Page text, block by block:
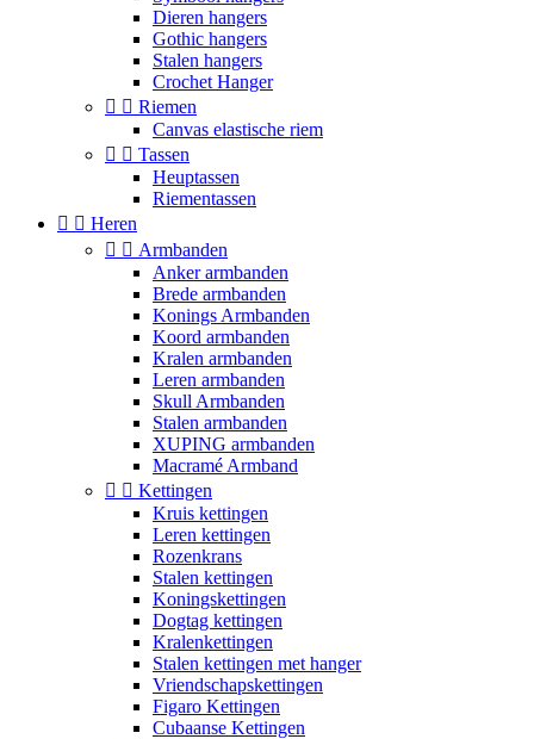
Dieren hangers
Gothic hangers
Stalen hangers
Crochet Hanger
  Riemen
Canvas elastische riem
  Tassen
Heuptassen
Riementassen
  Heren
  Armbanden
Anker armbanden
Brede armbanden
Konings Armbanden
Koord armbanden
Kralen armbanden
Leren armbanden
Skull Armbanden
Stalen armbanden
XUPING armbanden
Macramé Armband
  Kettingen
Kruis kettingen
Leren kettingen
Rozenkrans
Stalen kettingen
Koningskettingen
Dogtag kettingen
Kralenkettingen
Stalen kettingen met hanger
Vriendschapskettingen
Figaro Kettingen
Cubaanse Kettingen